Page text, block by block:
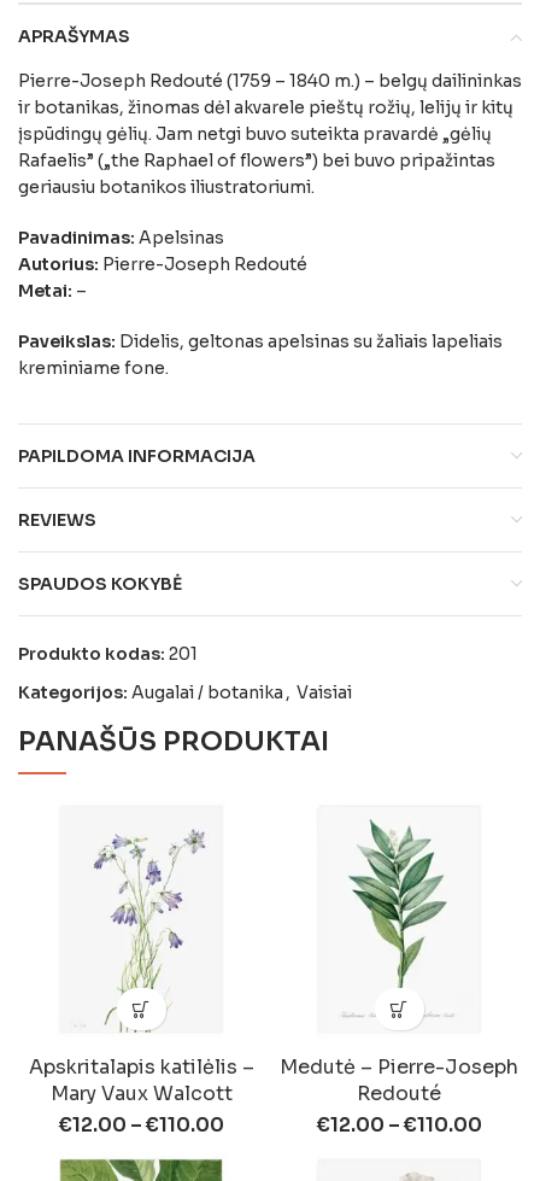
APRAŠYMAS
Pierre-Joseph Redouté (1759 – 1840 m.) – belgų dailininkas
ir botanikas, žinomas dėl akvarele pieštų rožių, lelijų ir kitų
įspūdingų gėlių. Jam netgi buvo suteikta pravardė „gėlių
Rafaelis” („the Raphael of flowers”) bei buvo pripažintas
geriausiu botanikos iliustratoriumi.
Pavadinimas: Apelsinas
Autorius: Pierre-Joseph Redouté
Metai: –
Paveikslas: Didelis, geltonas apelsinas su žaliais lapeliais
kreminiame fone.
PAPILDOMA INFORMACIJA
REVIEWS
SPAUDOS KOKYBĖ
Produkto kodas: 201
Kategorijos: Augalai / botanika , Vaisiai
PANAŠŪS PRODUKTAI
Apskritalapis katilėlis –
Mary Vaux Walcott
€12.00 –€110.00
Medutė – Pierre-Joseph
Redouté
€12.00 –€110.00